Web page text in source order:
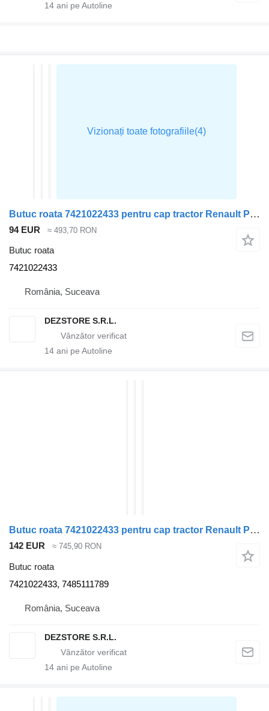
14 ani pe Autoline
Butuc roata 7421022433 pentru cap tractor Renault PREMIUM
94 EUR ≈ 493,70 RON
Butuc roata
7421022433
România, Suceava
DEZSTORE S.R.L.
14 ani pe Autoline
Butuc roata 7421022433 pentru cap tractor Renault PREMIUM
142 EUR ≈ 745,90 RON
Butuc roata
7421022433, 7485111789
România, Suceava
DEZSTORE S.R.L.
14 ani pe Autoline